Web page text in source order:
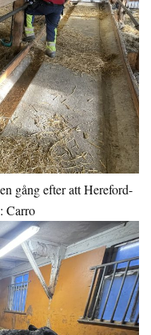
gång efter att Hereford-
Carro